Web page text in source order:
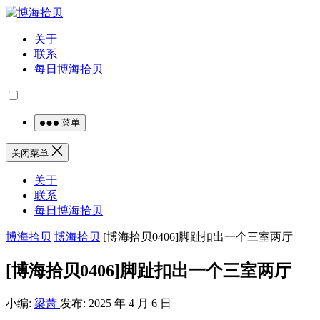
关于
联系
每日博海拾贝
菜单
关闭菜单
关于
联系
每日博海拾贝
博海拾贝 博海拾贝 [博海拾贝0406]脚趾扣出一个三室两厅
[博海拾贝0406]脚趾扣出一个三室两厅
小编: 梁萧 发布: 2025 年 4 月 6 日